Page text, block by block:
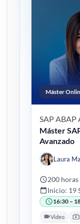
Máster
SAP ABAP
Máster
Avanzado
Laura
200 horas
Inicio: 19
16:30 –
Video